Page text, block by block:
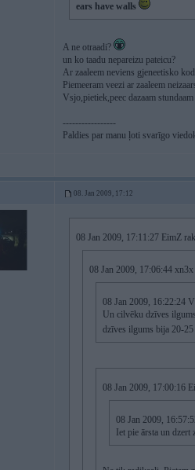
ears have walls
A ne otraadi?
un ko taadu nepareizu pateicu?
Ar zaaleem neviens gjeneetisko
Piemeeram veezi ar zaaleem
Vsjo,pietiek,peec dazaam
-----------------
Paldies par manu ļoti svarīgo
08. Jan 2009, 17:12
08 Jan 2009, 17:11:27 EimZ
08 Jan 2009, 17:06:44 xn3x
08 Jan 2009, 16:22:24
Un cilvēku dzīves
dzīves ilgums bija 20-25
08 Jan 2009, 17:00:16
08 Jan 2009,
Iet pie ārsta un dzert